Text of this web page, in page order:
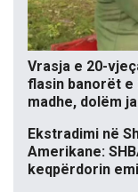
Vrasja e 20-
flasin banorët e
madhe, dolëm
Ekstradimi në
Amerikane:
keqpërdorin